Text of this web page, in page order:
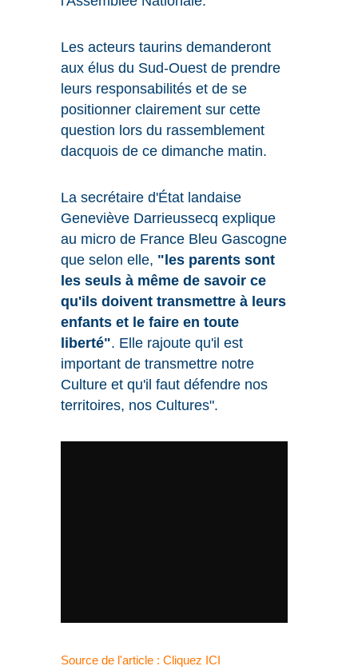
Les acteurs taurins demanderont
aux élus du Sud-Ouest de prendre
leurs responsabilités et de se
positionner clairement sur cette
question lors du rassemblement
dacquois de ce dimanche matin.
La secrétaire d'État landaise
Geneviève Darrieussecq explique
au micro de France Bleu Gascogne
que selon elle, "les parents sont
les seuls à même de savoir ce
qu'ils doivent transmettre à leurs
enfants et le faire en toute
liberté". Elle rajoute qu'il est
important de transmettre notre
Culture et qu'il faut défendre nos
territoires, nos Cultures".
Source de l'article : Cliquez ICI